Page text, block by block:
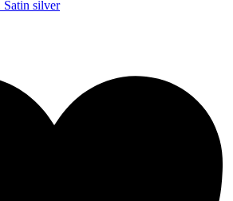
Satin silver